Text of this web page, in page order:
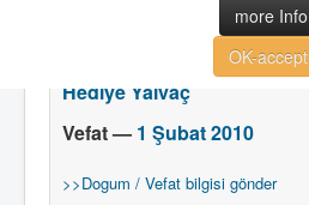
more Info
OK-accept
Hediye Yalvaç
Vefat — 1 Şubat 2010
>>Dogum / Vefat bilgisi gönder